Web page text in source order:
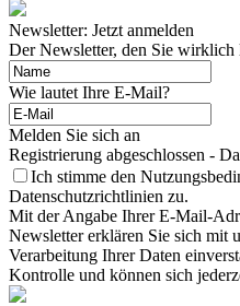
Newsletter: Jetzt anmelden
Der Newsletter, den Sie wirklich
Wie lautet Ihre E-Mail?
Melden Sie sich an
Registrierung abgeschlossen -
Ich stimme den
Datenschutzrichtlinien zu.
Mit der Angabe Ihrer E-Mail-
Newsletter erklären Sie sich mit
Verarbeitung Ihrer Daten
Kontrolle und können sich